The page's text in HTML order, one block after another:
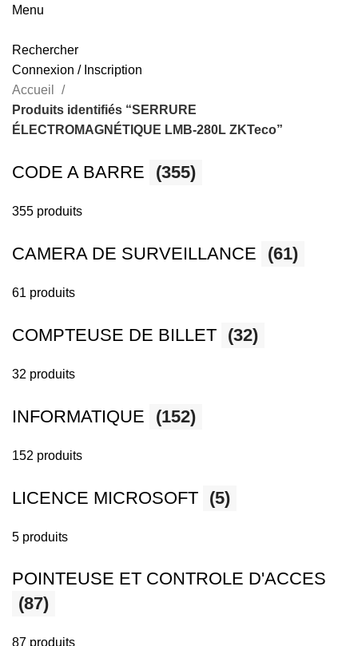
Menu
Rechercher
Connexion / Inscription
Accueil
Produits identifiés “SERRURE
ÉLECTROMAGNÉTIQUE LMB-280L ZKTeco”
CODE A BARRE (355)
355 produits
CAMERA DE SURVEILLANCE (61)
61 produits
COMPTEUSE DE BILLET (32)
32 produits
INFORMATIQUE (152)
152 produits
LICENCE MICROSOFT (5)
5 produits
POINTEUSE ET CONTROLE D'ACCES
(87)
87 produits